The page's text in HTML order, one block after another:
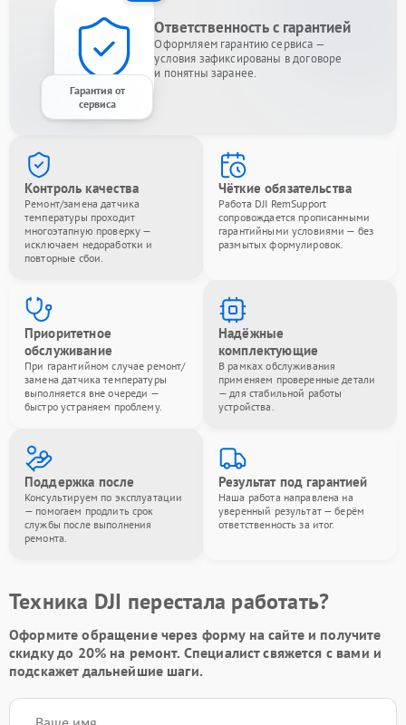
Гарантия от
сервиса
Ответственность с гарантией
Оформляем гарантию сервиса —
условия зафиксированы в договоре
и понятны заранее.
Контроль качества
Ремонт/замена датчика
температуры проходит
многоэтапную проверку —
исключаем недоработки и
повторные сбои.
Чёткие обязательства
Работа DJI RemSupport
сопровождается прописанными
гарантийными условиями — без
размытых формулировок.
Приоритетное
обслуживание
При гарантийном случае ремонт/
замена датчика температуры
выполняется вне очереди —
быстро устраняем проблему.
Надёжные
комплектующие
В рамках обслуживания
применяем проверенные детали
— для стабильной работы
устройства.
Поддержка после
Консультируем по эксплуатации
— помогаем продлить срок
службы после выполнения
ремонта.
Результат под гарантией
Наша работа направлена на
уверенный результат — берём
ответственность за итог.
Техника DJI перестала работать?
Оформите обращение через форму на сайте и получите
скидку до 20%на ремонт. Специалист свяжется с вами и
подскажет дальнейшие шаги.